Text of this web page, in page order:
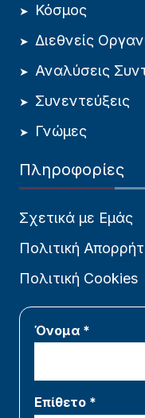
Κόσμος
Διεθνείς
Αναλύσεις
Συνεντεύξεις
Γνώμες
Πληροφορίες
Σχετικά με Εμάς
Πολιτική
Πολιτική Cookies
Όνομα *
Επίθετο *